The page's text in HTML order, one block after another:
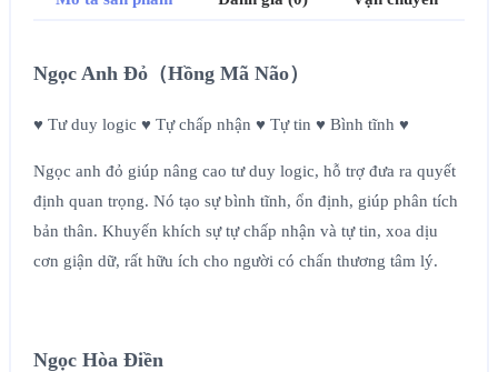
Ngọc Anh Đỏ（Hồng Mã Não）
♥ Tư duy logic ♥ Tự chấp nhận ♥ Tự tin ♥ Bình tĩnh ♥
Ngọc anh đỏ giúp nâng cao tư duy logic, hỗ trợ đưa ra quyết
định quan trọng. Nó tạo sự bình tĩnh, ổn định, giúp phân tích
bản thân. Khuyến khích sự tự chấp nhận và tự tin, xoa dịu
cơn giận dữ, rất hữu ích cho người có chấn thương tâm lý.
Ngọc Hòa Điền